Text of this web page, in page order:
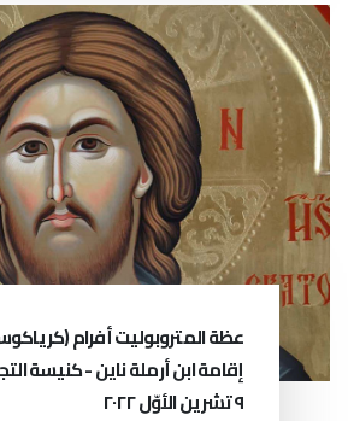
عظة المتروبوليت أفرام
إقامة ابن أرملة ناين - كنيسة
٩ تشرين الأوّل ٢٠٢٢